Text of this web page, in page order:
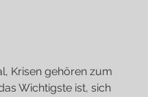
Krisen gehören zum
Wichtigste ist, sich